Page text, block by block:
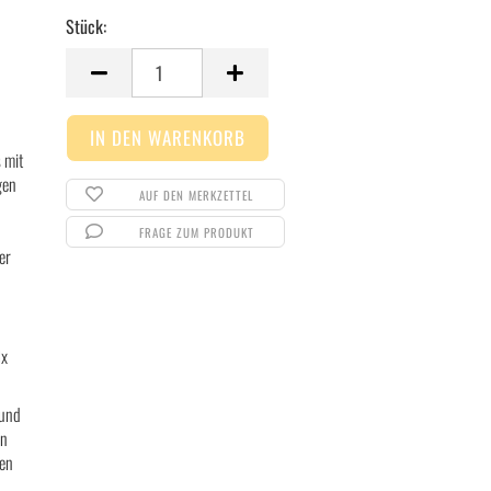
Stück:
Stück
AUF DEN MERKZETTEL
FRAGE ZUM PRODUKT
mit